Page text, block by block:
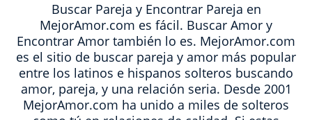
Buscar Pareja y Encontrar Pareja en
MejorAmor.com es fácil. Buscar Amor y
Encontrar Amor también lo es. MejorAmor.com
es el sitio de buscar pareja y amor más popular
entre los latinos e hispanos solteros buscando
amor, pareja, y una relación seria. Desde 2001
MejorAmor.com ha unido a miles de solteros